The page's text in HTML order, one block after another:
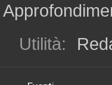
Utilità: